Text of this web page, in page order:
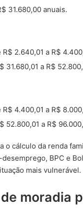
31.680,00 anuais.
R$ 2.640,01 a R$
31.680,01 a R$
R$ 4.400,01 a R$
52.800,01 a R$
o cálculo da renda
BPC e
mais vulnerável.
moradia